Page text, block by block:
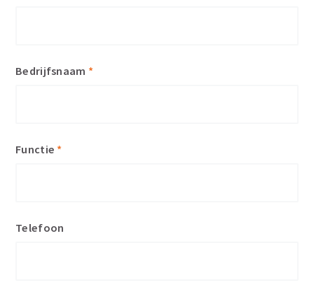
Bedrijfsnaam *
Functie *
Telefoon